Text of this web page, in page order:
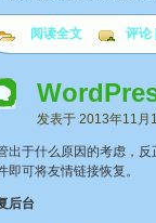
阅读全文 评论
发表于 2013年11
出于什么原因的考虑，
即可将友情链接恢复。
后台